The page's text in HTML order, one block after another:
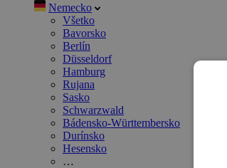
Nemecko
Všetko
Bavorsko
Berlín
Düsseldorf
Hamburg
Rujana
Sasko
Schwarzwald
Bádensko-Württembersko
Durínsko
Hesensko
…